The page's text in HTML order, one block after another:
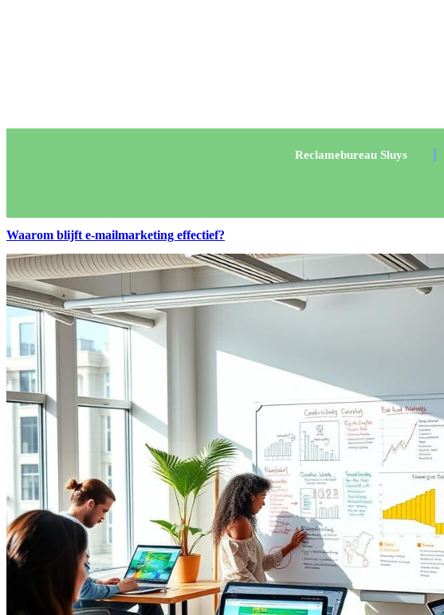
Reclamebureau Sluys
Waarom blijft e-mailmarketing effectief?